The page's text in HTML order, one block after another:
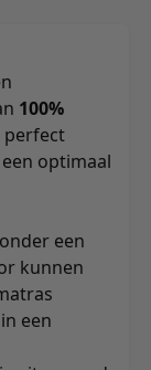
100%
perfect
optimaal
een
kunnen
een